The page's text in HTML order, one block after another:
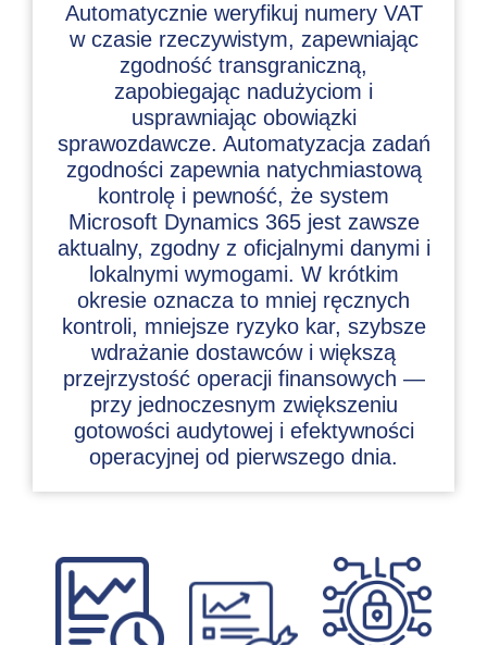
Automatycznie weryfikuj numery VAT
w czasie rzeczywistym, zapewniając
zgodność transgraniczną,
zapobiegając nadużyciom i
usprawniając obowiązki
sprawozdawcze. Automatyzacja zadań
zgodności zapewnia natychmiastową
kontrolę i pewność, że system
Microsoft Dynamics 365 jest zawsze
aktualny, zgodny z oficjalnymi danymi i
lokalnymi wymogami. W krótkim
okresie oznacza to mniej ręcznych
kontroli, mniejsze ryzyko kar, szybsze
wdrażanie dostawców i większą
przejrzystość operacji finansowych —
przy jednoczesnym zwiększeniu
gotowości audytowej i efektywności
operacyjnej od pierwszego dnia.